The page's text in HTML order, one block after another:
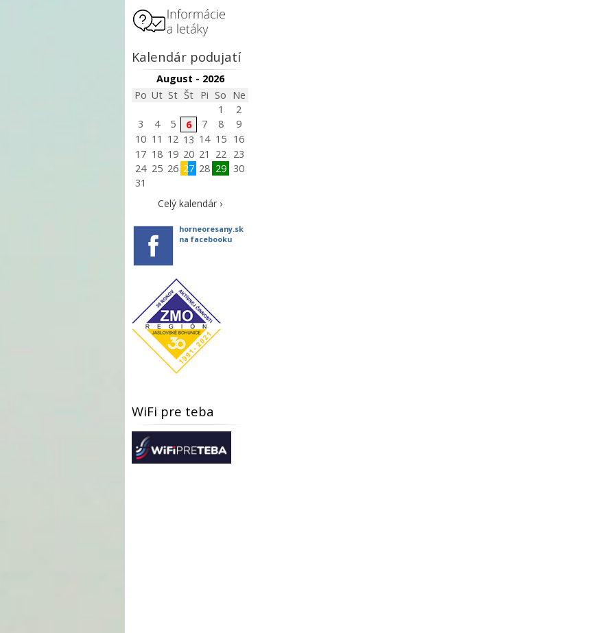
Kalendár podujatí
August - 2026
Po Ut St Št Pi So Ne
1
2
3
4 5 6 7 8
9
10 11 12 13 14 15
16
17 18 19 20 21 22
23
24 25 26 27 28 29
30
31
Celý kalendár ›
horneoresany.sk
na facebooku
WiFi pre teba